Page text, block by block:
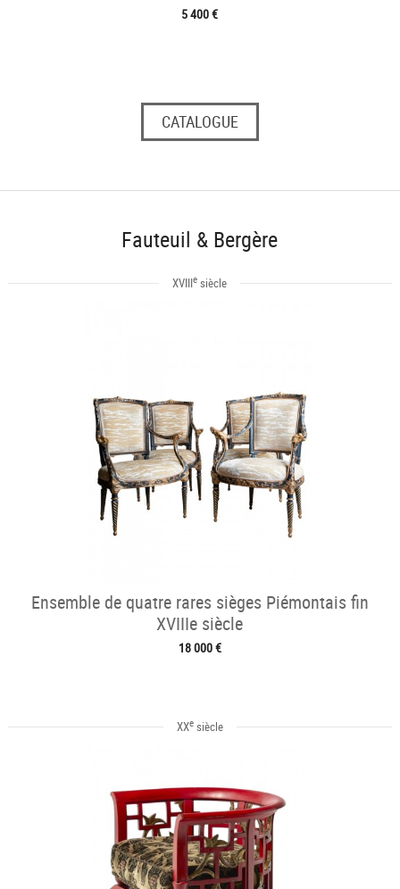
5 400 €
CATALOGUE
Fauteuil & Bergère
XVIIIe siècle
Ensemble de quatre rares sièges Piémontais fin
XVIIIe siècle
18 000 €
XXesiècle